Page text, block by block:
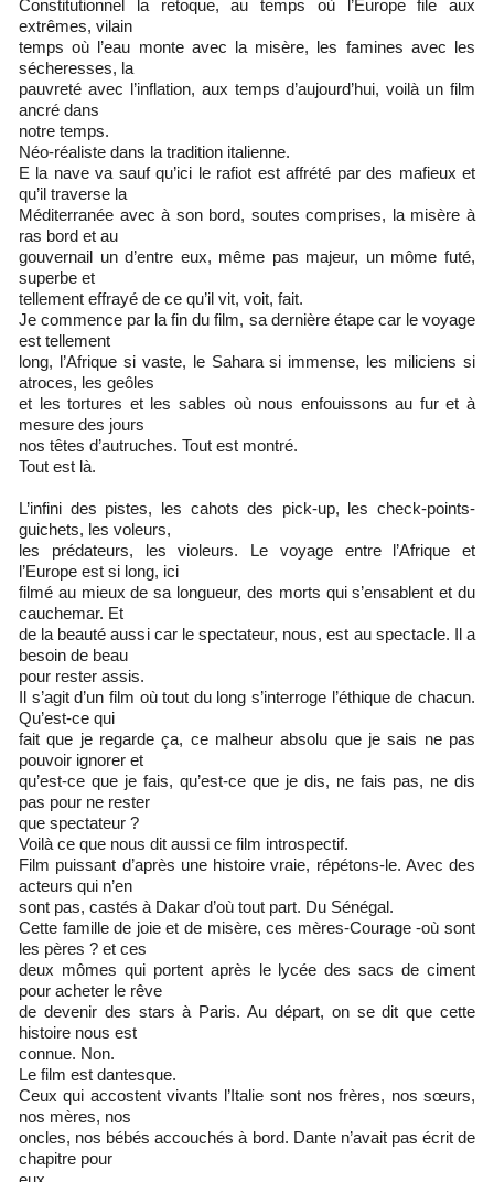
Constitutionnel la retoque, au temps où l’Europe file aux
extrêmes, vilain
temps où l’eau monte avec la misère, les famines avec les
sécheresses, la
pauvreté avec l’inflation, aux temps d’aujourd’hui, voilà un film
ancré dans
notre temps.
Néo-réaliste dans la tradition italienne.
E la nave va sauf qu’ici le rafiot est affrété par des mafieux et
qu’il traverse la
Méditerranée avec à son bord, soutes comprises, la misère à
ras bord et au
gouvernail un d’entre eux, même pas majeur, un môme futé,
superbe et
tellement effrayé de ce qu’il vit, voit, fait.
Je commence par la fin du film, sa dernière étape car le voyage
est tellement
long, l’Afrique si vaste, le Sahara si immense, les miliciens si
atroces, les geôles
et les tortures et les sables où nous enfouissons au fur et à
mesure des jours
nos têtes d’autruches. Tout est montré.
Tout est là.
L’infini des pistes, les cahots des pick-up, les check-points-
guichets, les voleurs,
les prédateurs, les violeurs. Le voyage entre l’Afrique et
l’Europe est si long, ici
filmé au mieux de sa longueur, des morts qui s’ensablent et du
cauchemar. Et
de la beauté aussi car le spectateur, nous, est au spectacle. Il a
besoin de beau
pour rester assis.
Il s’agit d’un film où tout du long s’interroge l’éthique de chacun.
Qu’est-ce qui
fait que je regarde ça, ce malheur absolu que je sais ne pas
pouvoir ignorer et
qu’est-ce que je fais, qu’est-ce que je dis, ne fais pas, ne dis
pas pour ne rester
que spectateur ?
Voilà ce que nous dit aussi ce film introspectif.
Film puissant d’après une histoire vraie, répétons-le. Avec des
acteurs qui n’en
sont pas, castés à Dakar d’où tout part. Du Sénégal.
Cette famille de joie et de misère, ces mères-Courage -où sont
les pères ? et ces
deux mômes qui portent après le lycée des sacs de ciment
pour acheter le rêve
de devenir des stars à Paris. Au départ, on se dit que cette
histoire nous est
connue. Non.
Le film est dantesque.
Ceux qui accostent vivants l’Italie sont nos frères, nos sœurs,
nos mères, nos
oncles, nos bébés accouchés à bord. Dante n’avait pas écrit de
chapitre pour